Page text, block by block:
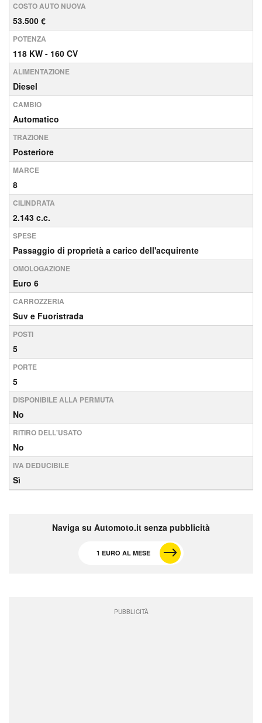
COSTO AUTO NUOVA
53.500 €
POTENZA
118 KW - 160 CV
ALIMENTAZIONE
Diesel
CAMBIO
Automatico
TRAZIONE
Posteriore
MARCE
8
CILINDRATA
2.143 c.c.
SPESE
Passaggio di proprietà a carico dell'acquirente
OMOLOGAZIONE
Euro 6
CARROZZERIA
Suv e Fuoristrada
POSTI
5
PORTE
5
DISPONIBILE ALLA PERMUTA
No
RITIRO DELL'USATO
No
IVA DEDUCIBILE
Sì
Naviga su Automoto.it senza pubblicità
1 EURO AL MESE
PUBBLICITÀ